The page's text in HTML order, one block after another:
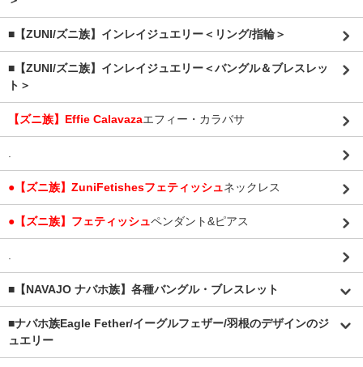
■【ZUNI/ズニ族】インレイジュエリー＜リング/指輪＞
■【ZUNI/ズニ族】インレイジュエリー＜バングル＆ブレスレッ
ト＞
【ズニ族】Effie Calavazaエフィー・カラバサ
.
●【ズニ族】ZuniFetishesフェティッシュネックレス
●【ズニ族】フェティッシュペンダント&ピアス
.
■【NAVAJO ナバホ族】各種バングル・ブレスレット
■ナバホ族Eagle Fether/イーグルフェザー/羽根のデザインのジ
ュエリー